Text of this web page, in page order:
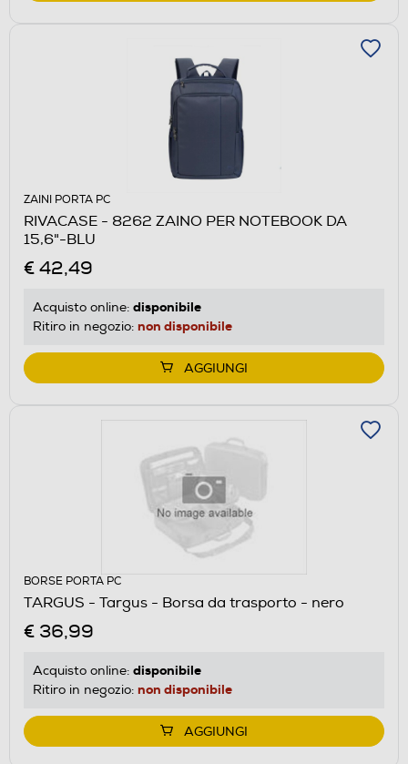
ZAINI PORTA PC
RIVACASE - 8262 ZAINO PER NOTEBOOK DA
15,6"-BLU
€ 42,49
Acquisto online: disponibile
Ritiro in negozio: non disponibile
AGGIUNGI
BORSE PORTA PC
TARGUS - Targus - Borsa da trasporto - nero
€ 36,99
Acquisto online: disponibile
Ritiro in negozio: non disponibile
AGGIUNGI